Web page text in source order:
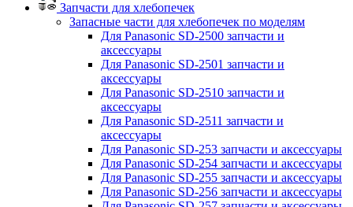
Запчасти для хлебопечек
Запасные части для хлебопечек по моделям
Для Panasonic SD-2500 запчасти и
аксессуары
Для Panasonic SD-2501 запчасти и
аксессуары
Для Panasonic SD-2510 запчасти и
аксессуары
Для Panasonic SD-2511 запчасти и
аксессуары
Для Panasonic SD-253 запчасти и аксессуары
Для Panasonic SD-254 запчасти и аксессуары
Для Panasonic SD-255 запчасти и аксессуары
Для Panasonic SD-256 запчасти и аксессуары